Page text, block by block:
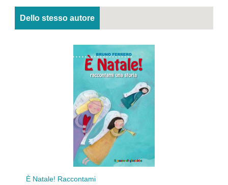
Dello stesso autore
È Natale! Raccontami